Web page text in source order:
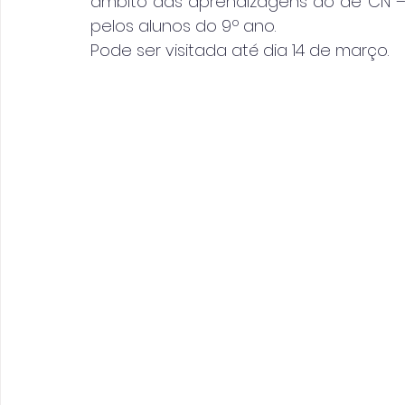
pelos alunos do 9º ano.
Pode ser visitada até dia 14 de março.